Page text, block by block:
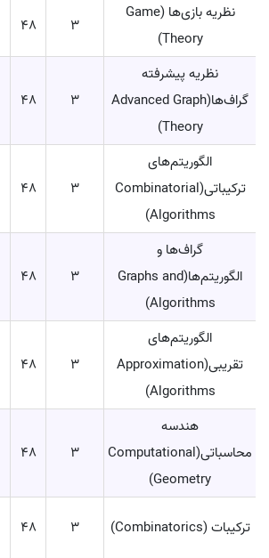
نظریه بازی‌ها (Game
Theory)
3
48
نظریه پیشرفته
گراف‌ها(Advanced Graph
Theory)
3
48
الگوریتم‌های
ترکیباتی(Combinatorial
Algorithms)
3
48
گراف‌ها و
الگوریتم‌ها(Graphs and
Algorithms)
3
48
الگوریتم‌های
تقریبی(Approximation
Algorithms)
3
48
هندسه
محاسباتی(Computational
Geometry)
3
48
ترکیبات (Combinatorics) 3
48